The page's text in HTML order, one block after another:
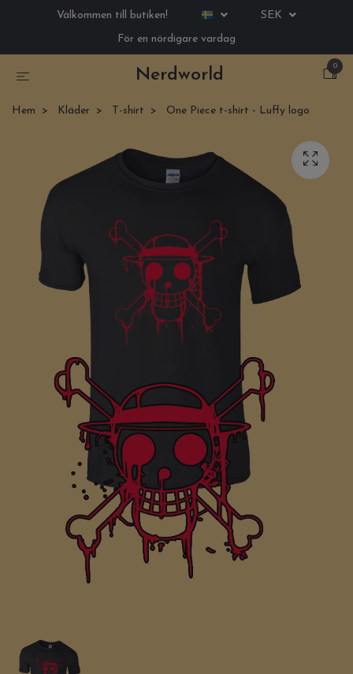
Välkommen till butiken!
SEK
För en nördigare vardag
Nerdworld
0
Hem Kläder T-shirt One Piece t-shirt - Luffy logo